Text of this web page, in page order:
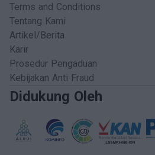
Terms and Conditions
Tentang Kami
Artikel/Berita
Karir
Prosedur Pengaduan
Kebijakan Anti Fraud
Didukung Oleh